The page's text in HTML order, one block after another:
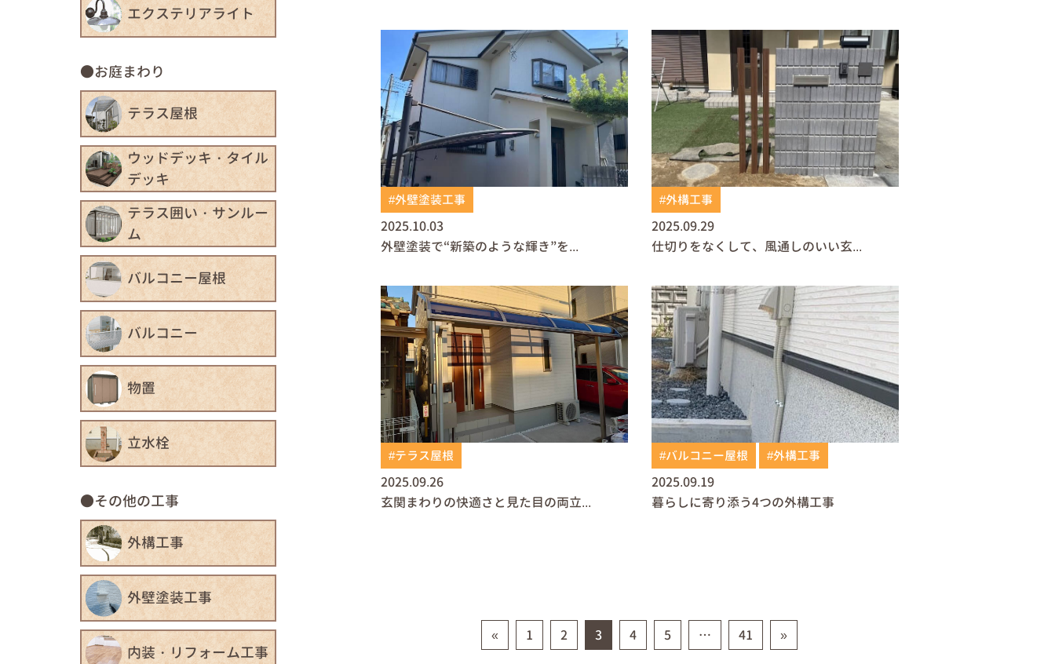
#外壁塗装工事
2025.10.03
外壁塗装で“新築のような輝き”を...
#外構工事
2025.09.29
仕切りをなくして、風通しのいい玄...
#テラス屋根
2025.09.26
玄関まわりの快適さと見た目の両立...
#バルコニー屋根 #外構工事
2025.09.19
暮らしに寄り添う4つの外構工事
Posts navigation
« 1 2 3 4 5 … 41 »
エクステリアライト
お庭まわり
テラス屋根
ウッドデッキ・タイル
デッキ
テラス囲い・サンルー
ム
バルコニー屋根
バルコニー
物置
立水栓
その他の工事
外構工事
外壁塗装工事
内装・リフォーム工事